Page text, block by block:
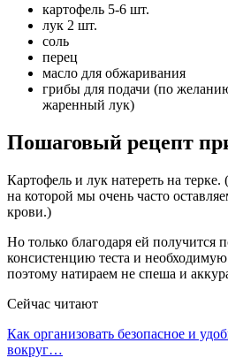
картофель 5-6 шт.
лук 2 шт.
соль
перец
масло для обжаривания
грибы для подачи (по
жаренный лук)
Пошаговый рецепт
Картофель и лук натереть на
на которой мы очень часто
крови.)
Но только благодаря ей получится
консистенцию теста и
поэтому натираем не спеша и
Сейчас читают
Как организовать безопасное и
вокруг…